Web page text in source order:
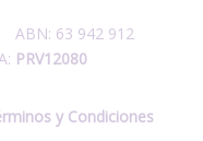
63 942 912
PRV12080
y Condiciones